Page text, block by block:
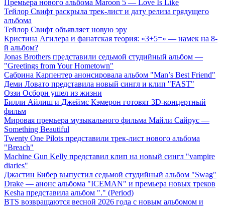
Премьера нового альбома Maroon 5 — Love Is Like
Тейлор Свифт раскрыла трек-лист и дату релиза грядущего
альбома
Тейлор Свифт объявляет новую эру
Кристина Агилера и фанатская теория: «3+5=» — намек на 8-
й альбом?
Jonas Brothers представили седьмой студийный альбом —
"Greetings from Your Hometown"
Сабрина Карпентер анонсировала альбом "Man’s Best Friend"
Деми Ловато представила новый сингл и клип "FAST"
Оззи Осборн ушел из жизни
Билли Айлиш и Джеймс Кэмерон готовят 3D-концертный
фильм
Мировая премьера музыкального фильма Майли Сайрус —
Something Beautiful
Twenty One Pilots представили трек-лист нового альбома
"Breach"
Machine Gun Kelly представил клип на новый сингл "vampire
diaries"
Джастин Бибер выпустил седьмой студийный альбом "Swag"
Drake — анонс альбома "ICEMAN" и премьера новых треков
Kesha представила альбом "." (Period)
BTS возвращаются весной 2026 года с новым альбомом и